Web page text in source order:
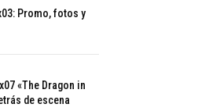
Promo, fotos y
«The Dragon in
de escena